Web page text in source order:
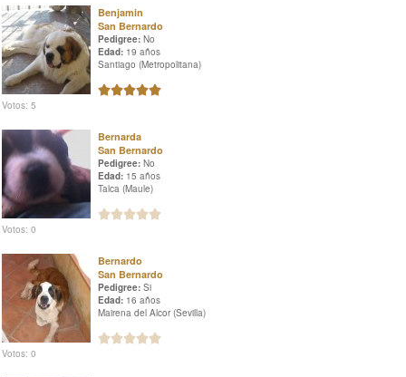
Benjamin
San Bernardo
Pedigree: No
Edad: 19 años
Santiago (Metropolitana)
Votos: 5
Bernarda
San Bernardo
Pedigree: No
Edad: 15 años
Talca (Maule)
Votos: 0
Bernardo
San Bernardo
Pedigree: Si
Edad: 16 años
Mairena del Alcor (Sevilla)
Votos: 0